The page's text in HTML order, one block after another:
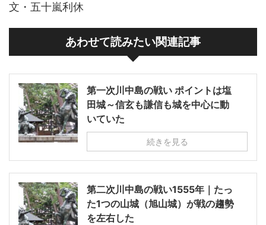
文・五十嵐利休
あわせて読みたい関連記事
第一次川中島の戦い ポイントは塩
田城～信玄も謙信も城を中心に動
いていた
続きを見る
第二次川中島の戦い1555年｜たっ
た1つの山城（旭山城）が戦の趨勢
を左右した